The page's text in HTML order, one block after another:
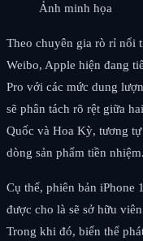
Ảnh minh họa
Theo chuyên gia rò rỉ nổi
Weibo, Apple hiện đang
Pro với các mức dung
sẽ phân tách rõ rệt giữa
Quốc và Hoa Kỳ, tương
dòng sản phẩm tiền nhiệm.
Cụ thể, phiên bản iPhone
được cho là sẽ sở hữu
Trong khi đó, biến thể